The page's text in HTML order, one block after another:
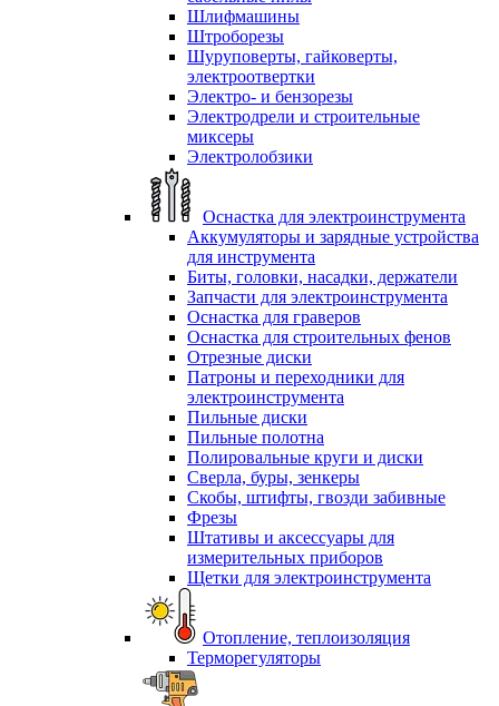
Шлифмашины
Штроборезы
Шуруповерты, гайковерты,
электроотвертки
Электро- и бензорезы
Электродрели и строительные
миксеры
Электролобзики
Оснастка для электроинструмента
Аккумуляторы и зарядные устройства
для инструмента
Биты, головки, насадки, держатели
Запчасти для электроинструмента
Оснастка для граверов
Оснастка для строительных фенов
Отрезные диски
Патроны и переходники для
электроинструмента
Пильные диски
Пильные полотна
Полировальные круги и диски
Сверла, буры, зенкеры
Скобы, штифты, гвозди забивные
Фрезы
Штативы и аксессуары для
измерительных приборов
Щетки для электроинструмента
Отопление, теплоизоляция
Терморегуляторы